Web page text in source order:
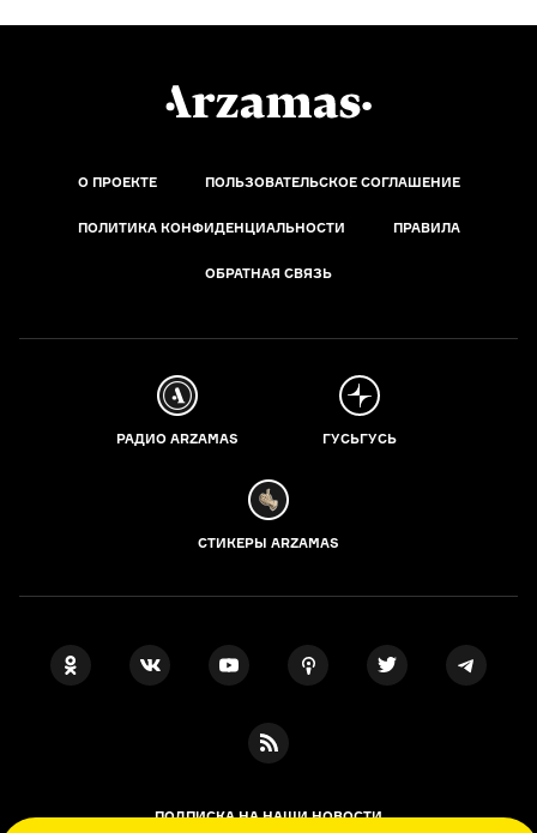
О ПРОЕКТЕ ПОЛЬЗОВАТЕЛЬСКОЕ СОГЛАШЕНИЕ
ПОЛИТИКА КОНФИДЕНЦИАЛЬНОСТИ ПРАВИЛА
ОБРАТНАЯ СВЯЗЬ
РАДИО ARZAMAS ГУСЬГУСЬ
СТИКЕРЫ ARZAMAS
ПОДПИСКА НА НАШИ НОВОСТИ